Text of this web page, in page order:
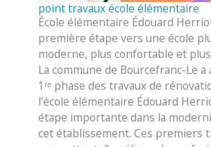
point travaux école élémentaire
École élémentaire Édouard
première étape vers une école
moderne, plus confortable et
La commune de Bourcefranc-Le a
1ʳᵉ phase des travaux de
l’école élémentaire Édouard
étape importante dans la
cet établissement. Ces premiers